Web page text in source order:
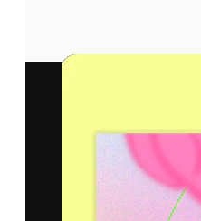
動画
3D モデル
最高のクリ
ットフォ
店、スタジ